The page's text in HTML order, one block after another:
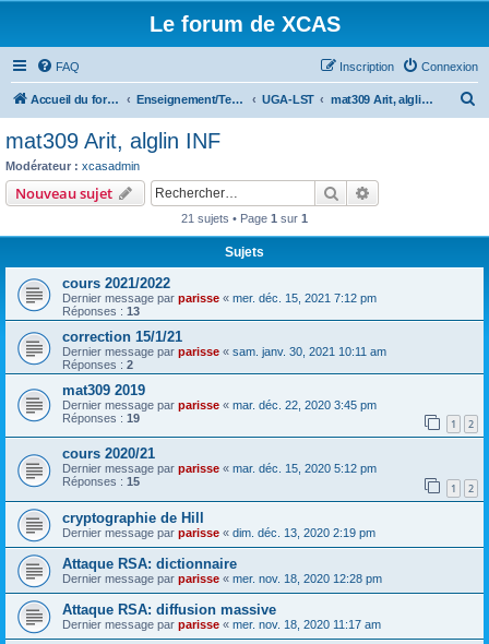
Le forum de XCAS
FAQ Connexion
Inscription
Accueil du forum Enseignement/Teaching UGA-LST mat309 Arit, alglin INF
mat309 Arit, alglin INF
Modérateur : xcasadmin
Nouveau sujet Rechercher
21 sujets • Page 1 sur 1
Sujets
cours 2021/2022
Dernier message par parisse « mer. déc. 15, 2021 7:12 pm
Réponses : 13
correction 15/1/21
Dernier message par parisse « sam. janv. 30, 2021 10:11 am
Réponses : 2
mat309 2019
Dernier message par parisse « mar. déc. 22, 2020 3:45 pm
Réponses : 19 1 2
cours 2020/21
Dernier message par parisse « mar. déc. 15, 2020 5:12 pm
Réponses : 15 1 2
cryptographie de Hill
Dernier message par parisse « dim. déc. 13, 2020 2:19 pm
Attaque RSA: dictionnaire
Dernier message par parisse « mer. nov. 18, 2020 12:28 pm
Attaque RSA: diffusion massive
Dernier message par parisse « mer. nov. 18, 2020 11:17 am